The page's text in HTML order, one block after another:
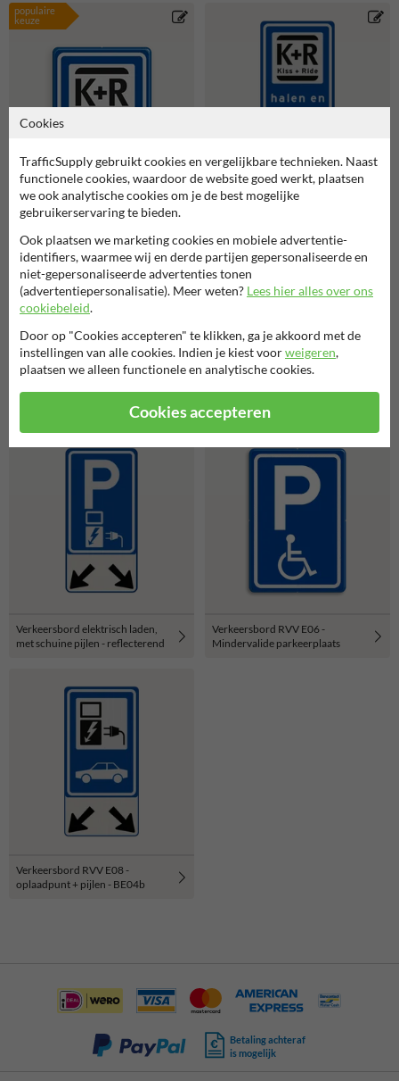
populaire
keuze
Verkeersbord RVV L52 KISS
& RIDE - halen en brengen
met tekst
Verkeersbord RVV L52-
OB504 K+R halen en
brengen met pijlen -
reflecterend
Gerelateerde producten
Verkeersbord elektrisch laden,
met schuine pijlen - reflecterend
Verkeersbord RVV E06 -
Mindervalide parkeerplaats
Verkeersbord RVV E08 -
oplaadpunt + pijlen - BE04b
Betaling achteraf
is mogelijk
Cookies
TrafficSupply gebruikt cookies en vergelijkbare technieken. Naast
functionele cookies, waardoor de website goed werkt, plaatsen
we ook analytische cookies om je de best mogelijke
gebruikerservaring te bieden.
Ook plaatsen we marketing cookies en mobiele advertentie-
identifiers, waarmee wij en derde partijen gepersonaliseerde en
niet-gepersonaliseerde advertenties tonen
(advertentiepersonalisatie). Meer weten? Lees hier alles over ons
cookiebeleid.
Door op "Cookies accepteren" te klikken, ga je akkoord met de
instellingen van alle cookies. Indien je kiest voorweigeren,
plaatsen we alleen functionele en analytische cookies.
Cookies accepteren